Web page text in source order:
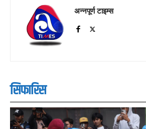
अन्नपूर्ण टाइम्स
सिफारिस